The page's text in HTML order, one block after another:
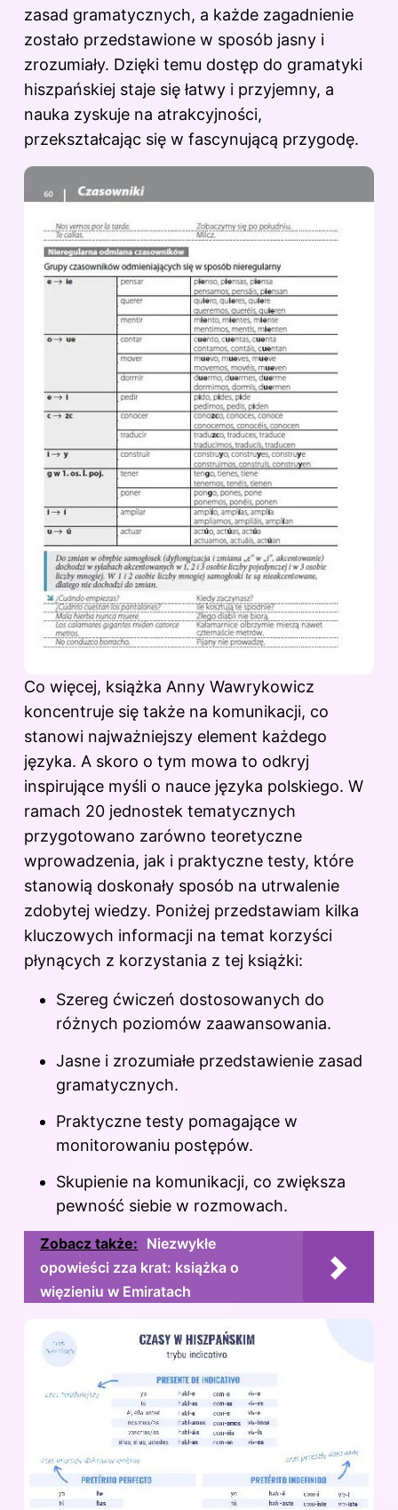
zasad gramatycznych, a każde zagadnienie
zostało przedstawione w sposób jasny i
zrozumiały. Dzięki temu dostęp do gramatyki
hiszpańskiej staje się łatwy i przyjemny, a
nauka zyskuje na atrakcyjności,
przekształcając się w fascynującą przygodę.
Co więcej, książka Anny Wawrykowicz
koncentruje się także na komunikacji, co
stanowi najważniejszy element każdego
języka. A skoro o tym mowa to odkryj
inspirujące myśli o nauce języka polskiego. W
ramach 20 jednostek tematycznych
przygotowano zarówno teoretyczne
wprowadzenia, jak i praktyczne testy, które
stanowią doskonały sposób na utrwalenie
zdobytej wiedzy. Poniżej przedstawiam kilka
kluczowych informacji na temat korzyści
płynących z korzystania z tej książki:
Szereg ćwiczeń dostosowanych do
różnych poziomów zaawansowania.
Jasne i zrozumiałe przedstawienie zasad
gramatycznych.
Praktyczne testy pomagające w
monitorowaniu postępów.
Skupienie na komunikacji, co zwiększa
pewność siebie w rozmowach.
Zobacz także: Niezwykłe
opowieści zza krat: książka o
więzieniu w Emiratach